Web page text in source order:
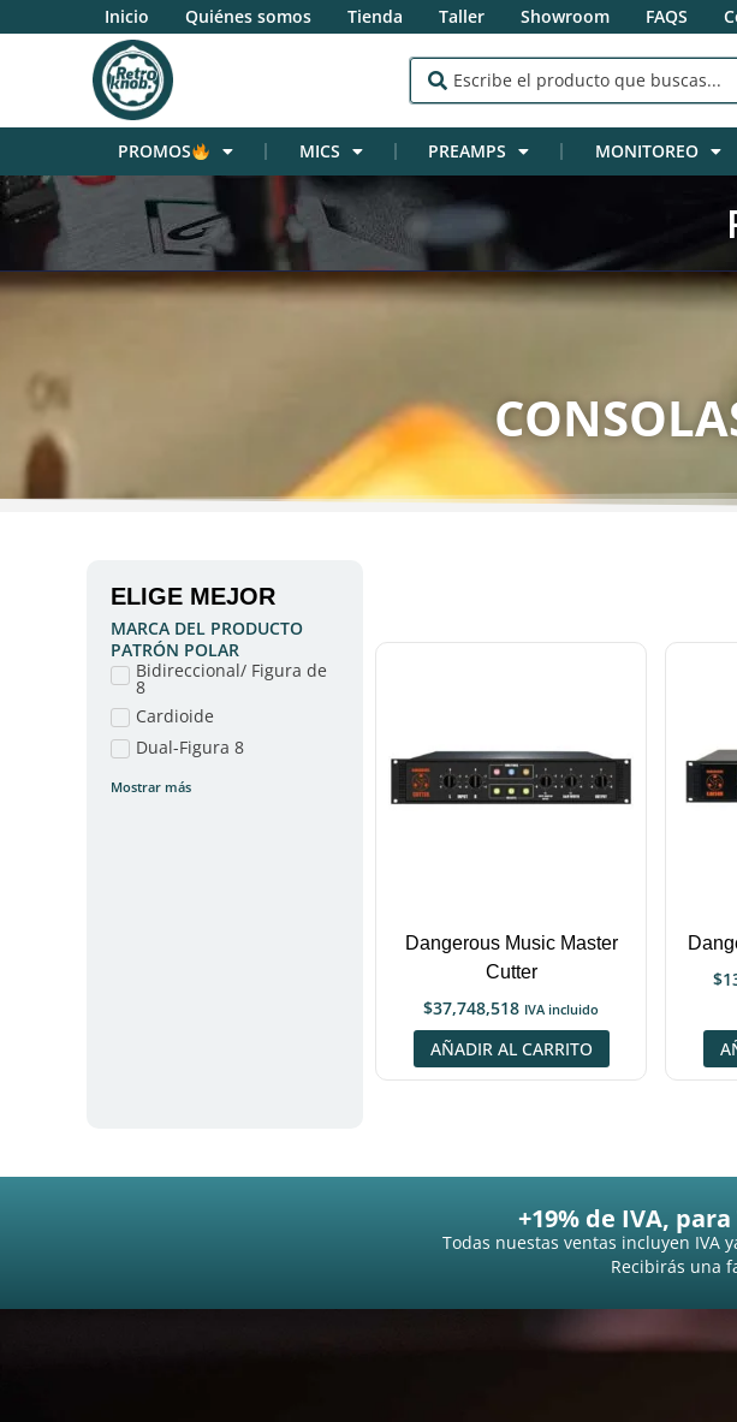
Inicio Quiénes somos Tienda Taller Showroom FAQS
PROMOS MICS PREAMPS MONITOREO
ELIGE MEJOR
MARCA DEL PRODUCTO
PATRÓN POLAR
Bidireccional/ Figura de
8
Cardioide
Dual-Figura 8
Mostrar más
Dangerous Music Master
Cutter
$37,748,518 IVA incluido
AÑADIR AL CARRITO
$
+19% de IVA,
Todas nuestas ventas incluyen IVA
Recibirás una